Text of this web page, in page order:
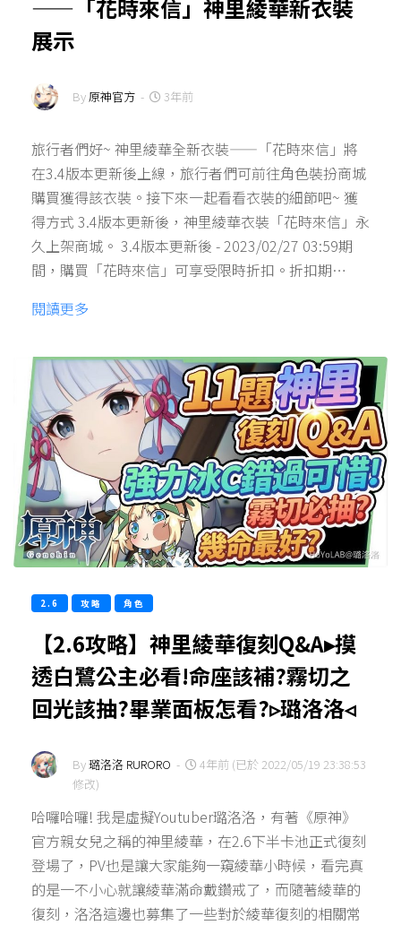
——「花時來信」神里綾華新衣裝
展示
By 原神官方 - 3年前
旅行者們好~ 神里綾華全新衣裝——「花時來信」將
在3.4版本更新後上線，旅行者們可前往角色裝扮商城
購買獲得該衣裝。接下來一起看看衣裝的細節吧~ 獲
得方式 3.4版本更新後，神里綾華衣裝「花時來信」永
久上架商城。 3.4版本更新後 - 2023/02/27 03:59期
間，購買「花時來信」可享受限時折扣。折扣期…
閱讀更多
2.6 攻略 角色
【2.6攻略】神里綾華復刻Q&A▸摸
透白鷺公主必看!命座該補?霧切之
回光該抽?畢業面板怎看?▹璐洛洛◃
By璐洛洛 RURORO -
4年前 (已於 2022/05/19 23:38:53
修改)
哈囉哈囉! 我是虛擬Youtuber璐洛洛，有著《原神》
官方親女兒之稱的神里綾華，在2.6下半卡池正式復刻
登場了，PV也是讓大家能夠一窺綾華小時候，看完真
的是一不小心就讓綾華滿命戴鑽戒了，而隨著綾華的
復刻，洛洛這邊也募集了一些對於綾華復刻的相關常